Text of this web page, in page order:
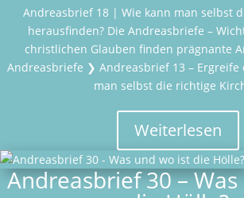
Andreasbrief 18 | Wie kann man selbst
herausfinden? Die Andreasbriefe –
christlichen Glauben finden prägnante
Andreasbriefe ❯ Andreasbrief 13 – Ergreife
man selbst die richtige
Weiterlesen
Andreasbrief 30 –